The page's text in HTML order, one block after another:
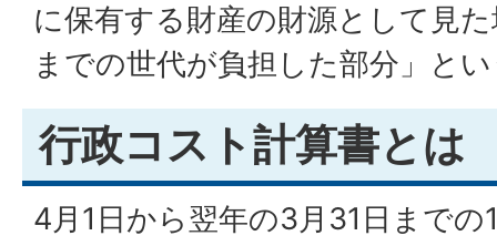
に保有する財産の財源として見
までの世代が負担した部分」と
行政コスト計算書とは
4月1日から翌年の3月31日までの